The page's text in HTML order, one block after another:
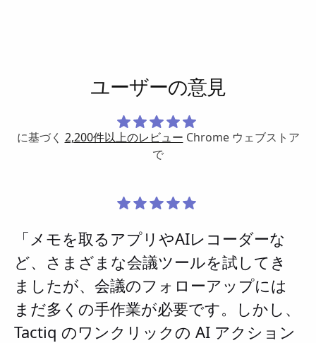
ユーザーの意見
に基づく 2,200件以上のレビュー Chrome ウェブストア
で
「メモを取るアプリやAIレコーダーな
ど、さまざまな会議ツールを試してき
ましたが、会議のフォローアップには
まだ多くの手作業が必要です。しかし、
Tactiq のワンクリックの AI アクション